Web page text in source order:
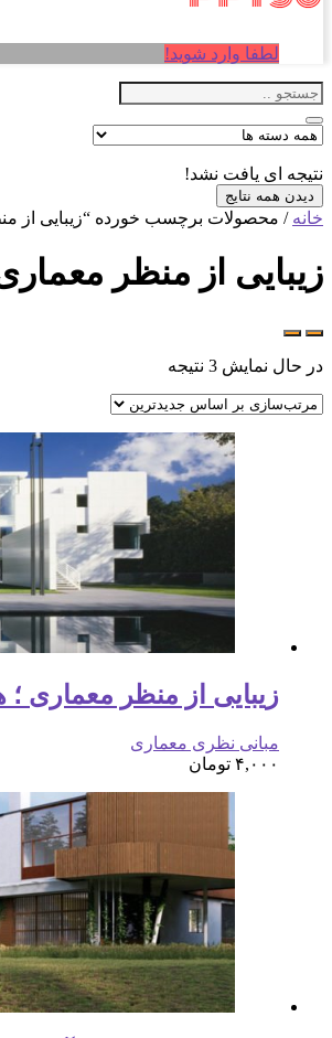
لطفا وارد شوید!
نتیجه ای یافت نشد!
دیدن همه نتایج
خانه / محصولات برچسب خورده “زیبایی از
زیبایی از منظر
در حال نمایش 3 نتیجه
زیبایی از منظر معماری
مبانی نظری معماری
۴,۰۰۰ تومان